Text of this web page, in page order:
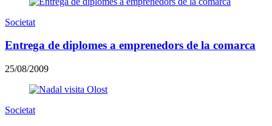
Societat
Entrega de diplomes a emprenedors de la comarca
25/08/2009
Societat